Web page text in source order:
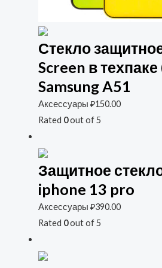
Стекло
Screen в техпаке
Samsung A51
Аксессуары ₽150.00
Rated 0out of 5
Защитное
iphone 13 pro
Аксессуары ₽390.00
Rated 0out of 5